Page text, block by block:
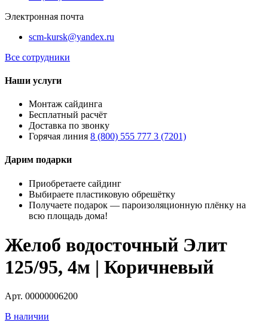
Электронная почта
scm-kursk@yandex.ru
Все сотрудники
Наши услуги
Монтаж сайдинга
Бесплатный расчёт
Доставка по звонку
Горячая линия 8 (800) 555 777 3 (7201)
Дарим подарки
Приобретаете сайдинг
Выбираете пластиковую обрешётку
Получаете подарок — пароизоляционную плёнку на
всю площадь дома!
Желоб водосточный Элит
125/95, 4м | Коричневый
Арт. 00000006200
В наличии